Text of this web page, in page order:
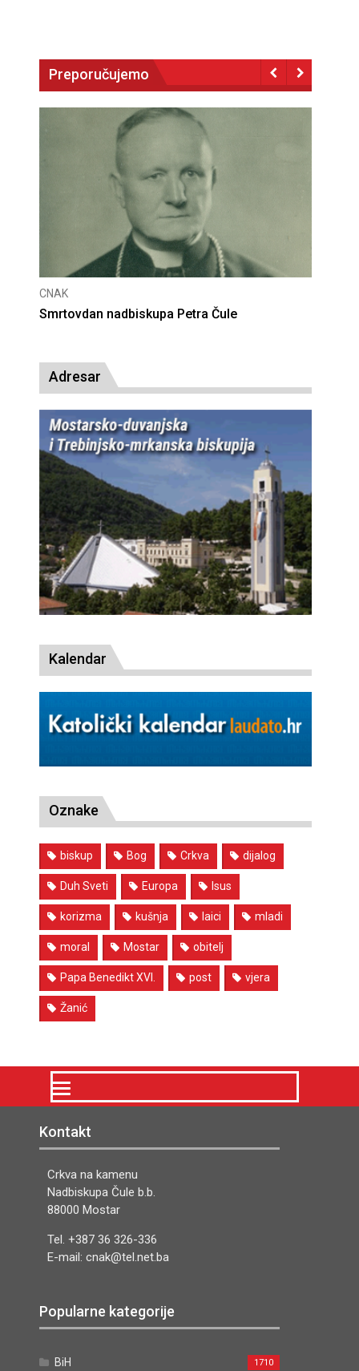
Preporučujemo
Deseta obljetnica poništenja komunističke
Adresar
Kalendar
Oznake
biskup Bog Crkva dijalog
Duh Sveti Europa Isus
korizma kušnja laici mladi
moral Mostar obitelj
Papa Benedikt XVI. post vjera
Žanić
Kontakt
Crkva na kamenu
Nadbiskupa Čule b.b.
88000 Mostar
Tel. +387 36 326-336
E-mail: cnak@tel.net.ba
Popularne kategorije
BiH 1710